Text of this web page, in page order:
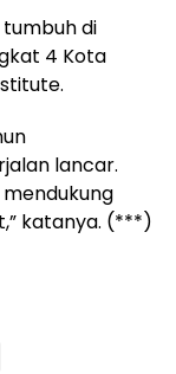
tumbuh di
4 Kota
lancar.
katanya. (***)